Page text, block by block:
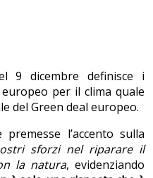
9 dicembre definisce i
per il clima quale
del Green deal europeo.
l’accento sulla
sforzi nel riparare il
la natura, evidenziando